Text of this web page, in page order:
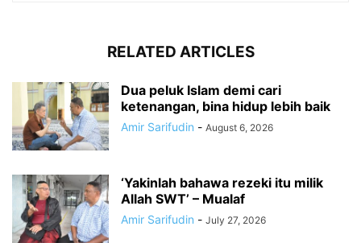
RELATED ARTICLES
Dua peluk Islam demi cari
ketenangan, bina hidup lebih baik
Amir Sarifudin - August 6, 2026
‘Yakinlah bahawa rezeki itu milik
Allah SWT’ – Mualaf
Amir Sarifudin - July 27, 2026